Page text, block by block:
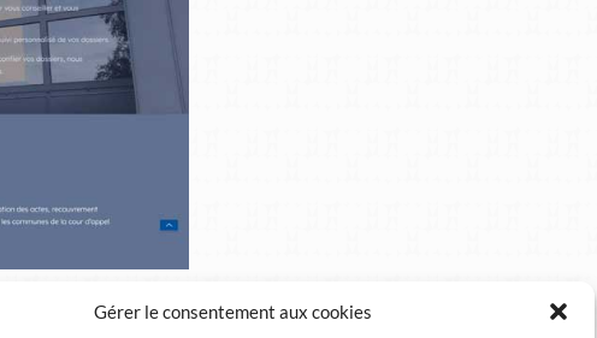
Gérer le consentement aux cookies